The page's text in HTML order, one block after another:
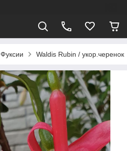
Фуксии Waldis Rubin / укор.черенок